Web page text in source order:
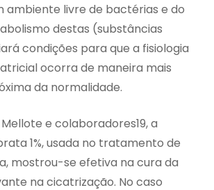
ambiente livre de bactérias e do
destas (substâncias
condições para que a fisiologia
ocorra de maneira mais
da normalidade.
e colaboradores19, a
1%, usada no tratamento de
mostrou-se efetiva na cura da
na cicatrização. No caso